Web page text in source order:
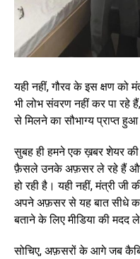
यही नहीं, गौरव के इस क्षण को
भी लोभ संवरण नहीं कर पा
से मिलने का सौभाग्य प्राप्त हुआ
सुबह ही हमने एक ख़बर शेयर
फ़ैसले उनके अफ़सर ले रहे हैं और
हो रही है। यही नहीं, मंत्री जी
अपने अफ़सर से यह बात सीधे
बताने के लिए मीडिया की मदद
सोचिए, अफ़सरों के आगे जब